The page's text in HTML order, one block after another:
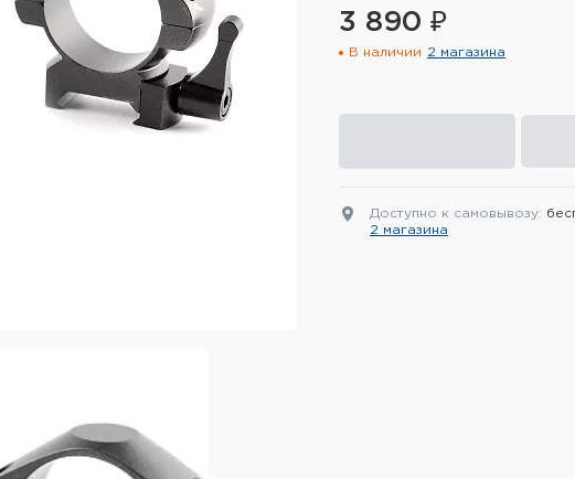
3 890 ₽
В наличии 2 магазина
Доступно к самовывозу:
2 магазина